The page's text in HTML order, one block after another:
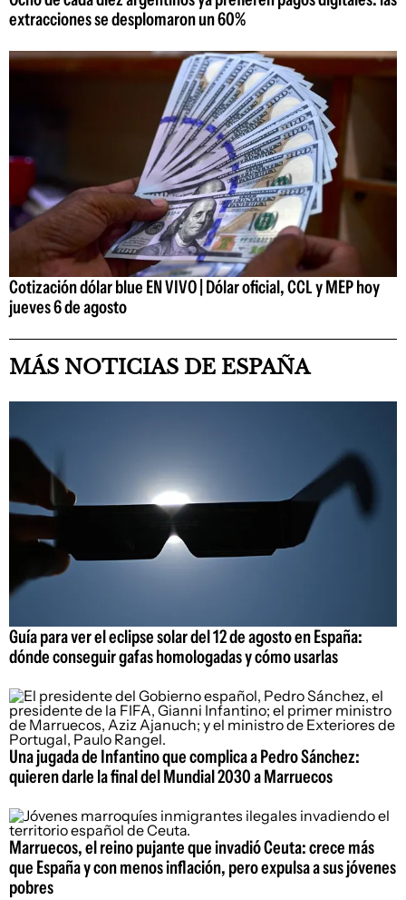
extracciones se desplomaron un 60%
Cotización dólar blue EN VIVO | Dólar oficial, CCL y MEP hoy
jueves 6 de agosto
MÁS NOTICIAS DE ESPAÑA
Guía para ver el eclipse solar del 12 de agosto en España:
dónde conseguir gafas homologadas y cómo usarlas
Una jugada de Infantino que complica a Pedro Sánchez:
quieren darle la final del Mundial 2030 a Marruecos
Marruecos, el reino pujante que invadió Ceuta: crece más
que España y con menos inflación, pero expulsa a sus jóvenes
pobres